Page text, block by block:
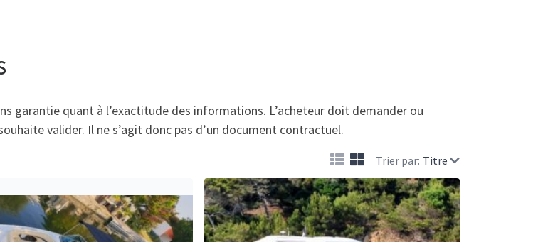
garantie quant à l’exactitude des informations. L’acheteur doit demander ou
valider. Il ne s’agit donc pas d’un document contractuel.
Trier par: Titre